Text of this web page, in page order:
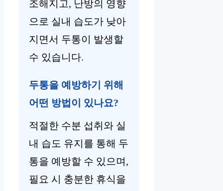
조해지고, 난방의 영향
으로 실내 습도가 낮아
지면서 두통이 발생할
수 있습니다.
두통을 예방하기 위해
어떤 방법이 있나요?
적절한 수분 섭취와 실
내 습도 유지를 통해 두
통을 예방할 수 있으며,
필요 시 충분한 휴식을